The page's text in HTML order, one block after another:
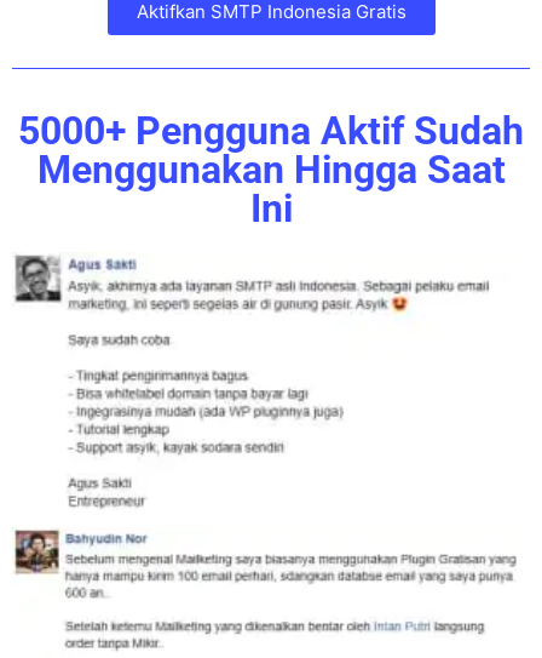
Aktifkan SMTP Indonesia Gratis
5000+ Pengguna Aktif Sudah
Menggunakan Hingga Saat
Ini